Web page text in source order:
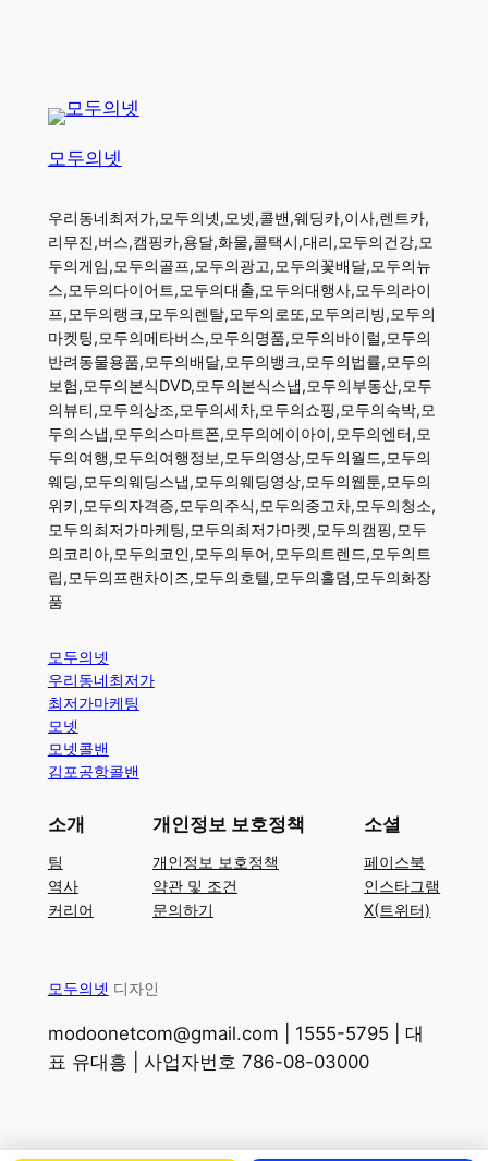
모두의넷
우리동네최저가,모두의넷,모넷,콜밴,웨딩카,이사,렌트카,
리무진,버스,캠핑카,용달,화물,콜택시,대리,모두의건강,모
두의게임,모두의골프,모두의광고,모두의꽃배달,모두의뉴
스,모두의다이어트,모두의대출,모두의대행사,모두의라이
프,모두의랭크,모두의렌탈,모두의로또,모두의리빙,모두의
마켓팅,모두의메타버스,모두의명품,모두의바이럴,모두의
반려동물용품,모두의배달,모두의뱅크,모두의법률,모두의
보험,모두의본식DVD,모두의본식스냅,모두의부동산,모두
의뷰티,모두의상조,모두의세차,모두의쇼핑,모두의숙박,모
두의스냅,모두의스마트폰,모두의에이아이,모두의엔터,모
두의여행,모두의여행정보,모두의영상,모두의월드,모두의
웨딩,모두의웨딩스냅,모두의웨딩영상,모두의웹툰,모두의
위키,모두의자격증,모두의주식,모두의중고차,모두의청소,
모두의최저가마케팅,모두의최저가마켓,모두의캠핑,모두
의코리아,모두의코인,모두의투어,모두의트렌드,모두의트
립,모두의프랜차이즈,모두의호텔,모두의홀덤,모두의화장
품
모두의넷
우리동네최저가
최저가마케팅
모넷
모넷콜밴
김포공항콜밴
소개
팀
역사
커리어
개인정보 보호정책
개인정보 보호정책
약관 및 조건
문의하기
소셜
페이스북
인스타그램
X(트위터)
모두의넷 디자인
modoonetcom@gmail.com | 1555-5795 | 대
표 유대흥 | 사업자번호 786-08-03000